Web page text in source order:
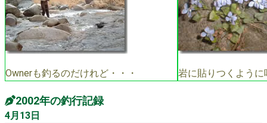
Ownerも釣るのだけれど・・・ 岩に貼りつくように
2002年の釣行記録
4月13日